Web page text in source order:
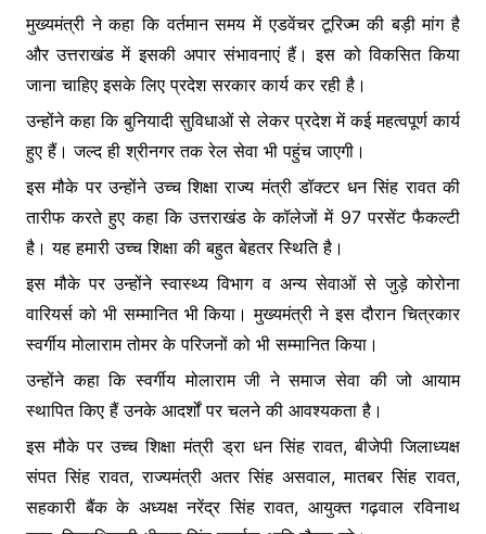
मुख्यमंत्री ने कहा कि वर्तमान समय में एडवेंचर टूरिज्म की बड़ी मांग है
और उत्तराखंड में इसकी अपार संभावनाएं हैं। इस को विकसित किया
जाना चाहिए इसके लिए प्रदेश सरकार कार्य कर रही है।
उन्होंने कहा कि बुनियादी सुविधाओं से लेकर प्रदेश में कई महत्वपूर्ण कार्य
हुए हैं। जल्द ही श्रीनगर तक रेल सेवा भी पहुंच जाएगी।
इस मौके पर उन्होंने उच्च शिक्षा राज्य मंत्री डॉक्टर धन सिंह रावत की
तारीफ करते हुए कहा कि उत्तराखंड के कॉलेजों में 97 परसेंट फैकल्टी
है। यह हमारी उच्च शिक्षा की बहुत बेहतर स्थिति है।
इस मौके पर उन्होंने स्वास्थ्य विभाग व अन्य सेवाओं से जुड़े कोरोना
वारियर्स को भी सम्मानित भी किया। मुख्यमंत्री ने इस दौरान चित्रकार
स्वर्गीय मोलाराम तोमर के परिजनों को भी सम्मानित किया।
उन्होंने कहा कि स्वर्गीय मोलाराम जी ने समाज सेवा की जो आयाम
स्थापित किए हैं उनके आदर्शों पर चलने की आवश्यकता है।
इस मौके पर उच्च शिक्षा मंत्री ड्रा धन सिंह रावत, बीजेपी जिलाध्यक्ष
संपत सिंह रावत, राज्यमंत्री अतर सिंह असवाल, मातबर सिंह रावत,
सहकारी बैंक के अध्यक्ष नरेंद्र सिंह रावत, आयुक्त गढ़वाल रविनाथ